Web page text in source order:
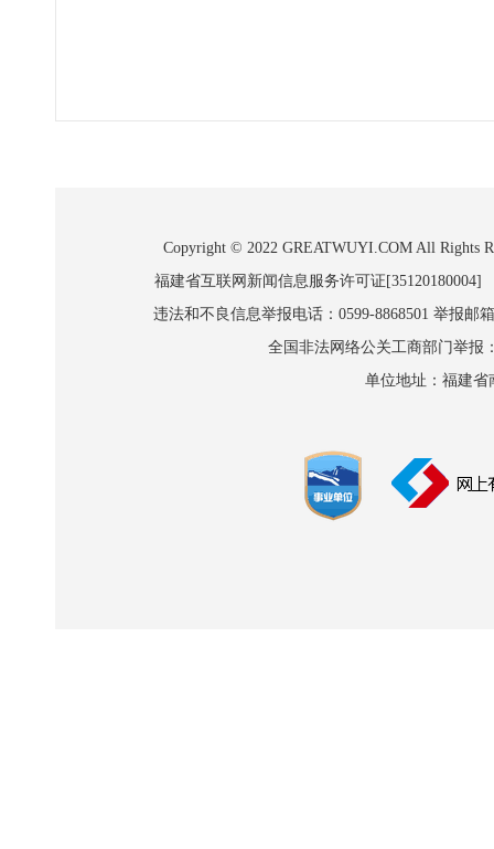
Copyright © 2022 GREATWUYI.COM All Rights
福建省互联网新闻信息服务许可证
违法和不良信息举报电话：0599-8868501 举报邮
全国非法网络公关工商部门举报
单位地址：福建省